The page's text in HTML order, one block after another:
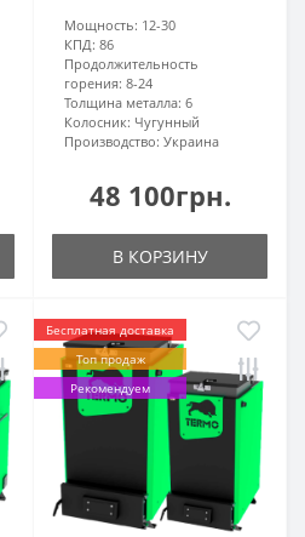
Мощность: 12-30
КПД: 86
Продолжительность
горения: 8-24
Толщина металла: 6
Колосник: Чугунный
Производство: Украина
48 100грн.
В КОРЗИНУ
Бесплатная доставка
Топ продаж
Рекомендуем